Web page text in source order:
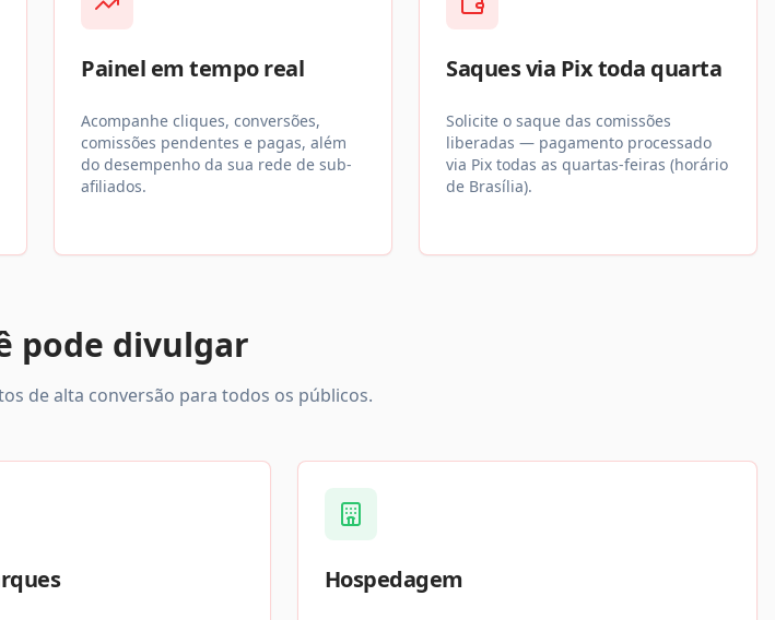
Painel em tempo real
Acompanhe cliques, conversões,
comissões pendentes e pagas, além
do desempenho da sua rede de sub-
afiliados.
Saques via Pix toda quarta
Solicite o saque das comissões
liberadas — pagamento processado
via Pix todas as quartas-feiras (horário
de Brasília).
pode divulgar
de alta conversão para todos os públicos.
Hospedagem